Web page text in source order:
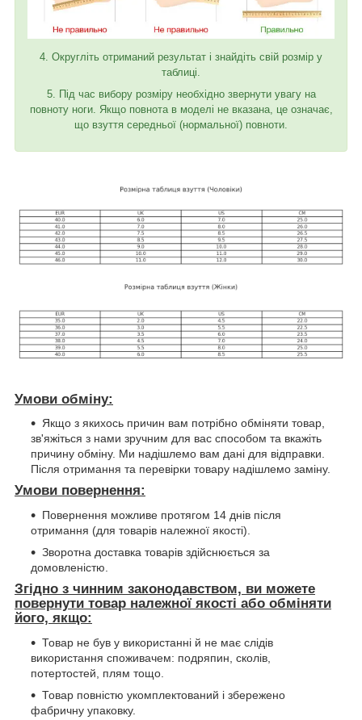
4. Округліть отриманий результат і знайдіть свій розмір у
таблиці.
5. Під час вибору розміру необхідно звернути увагу на
повноту ноги. Якщо повнота в моделі не вказана, це означає,
що взуття середньої (нормальної) повноти.
Умови обміну:
Якщо з якихось причин вам потрібно обміняти товар,
зв'яжіться з нами зручним для вас способом та вкажіть
причину обміну. Ми надішлемо вам дані для відправки.
Після отримання та перевірки товару надішлемо заміну.
Умови повернення:
Повернення можливе протягом 14 днів після
отримання (для товарів належної якості).
Зворотна доставка товарів здійснюється за
домовленістю.
Згідно з чинним законодавством, ви можете
повернути товар належної якості або обміняти
його, якщо:
Товар не був у використанні й не має слідів
використання споживачем: подряпин, сколів,
потертостей, плям тощо.
Товар повністю укомплектований і збережено
фабричну упаковку.